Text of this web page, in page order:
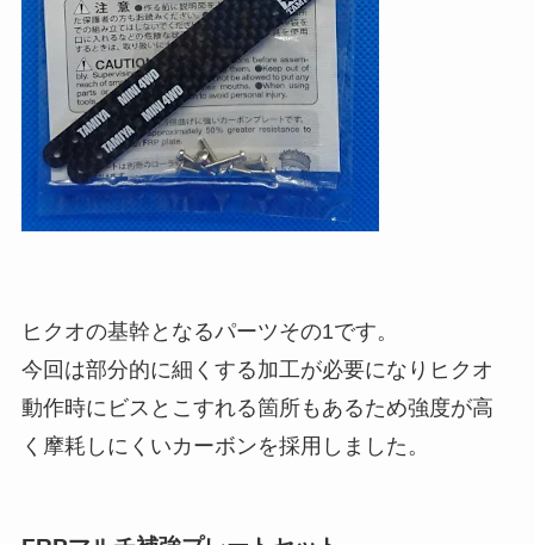
ヒクオの基幹となるパーツその1です。
今回は部分的に細くする加工が必要になりヒクオ
動作時にビスとこすれる箇所もあるため強度が高
く摩耗しにくいカーボンを採用しました。